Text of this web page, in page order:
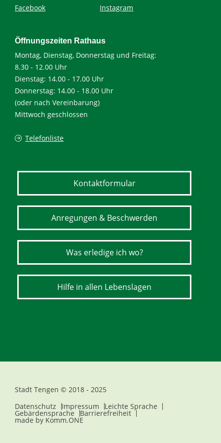
Facebook
Instagram
Öffnungszeiten Rathaus
Montag, Dienstag, Donnerstag und Freitag:
8.30 - 12.00 Uhr
Dienstag: 14.00 - 17.00 Uhr
Donnerstag: 14.00 - 18.00 Uhr
(oder nach Vereinbarung)
Mittwoch geschlossen
Telefonliste
Kontaktformular
Anregungen & Beschwerden
Was erledige ich wo?
Hilfe in allen Lebenslagen
Stadt Tengen © 2018 - 2025
Datenschutz
Impressum Leichte Sprache
Gebärdensprache Barrierefreiheit
made by Komm.ONE